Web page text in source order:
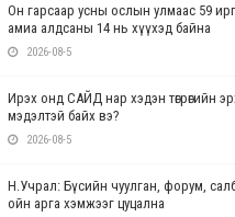
Он гарсаар усны ослын улмаас 59
амиа алдсаны 14 нь хүүхэд байна
2026-08-5
Ирэх онд САЙД нар хэдэн төгрөгийн
мэдэлтэй байх вэ?
2026-08-5
Н.Учрал: Бүсийн чуулган, форум,
ойн арга хэмжээг цуцална